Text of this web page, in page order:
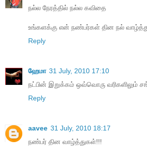
நல்ல நேரத்தில் நல்ல கவிதை
உங்களக்கு என் நண்பர்கள் தின நல்
Reply
ஹேமா 31 July, 2010 17:10
நட்பின் இறுக்கம் ஒவ்வொரு வரிகளிலும்
Reply
aavee 31 July, 2010 18:17
நண்பர் தின வாழ்த்துகள்!!!